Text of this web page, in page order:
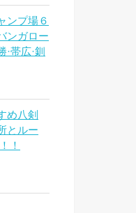
ンプ場６
ンガロー
帯広·釧
め八剣
とルー
！